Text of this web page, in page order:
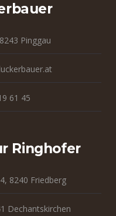
Pinggau
61 45
Ringhofer
8240 Friedberg
Dechantskirchen